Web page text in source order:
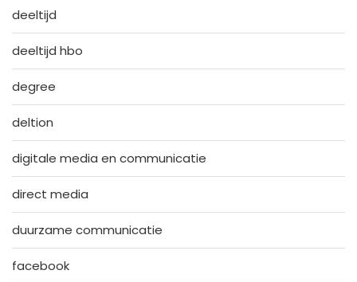
deeltijd
deeltijd hbo
degree
deltion
digitale media en communicatie
direct media
duurzame communicatie
facebook